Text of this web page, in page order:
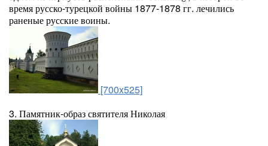
время русско-турецкой войны 1877-1878 гг. лечились
раненые русские воины.
[700x525]
3. Памятник-образ святителя Николая